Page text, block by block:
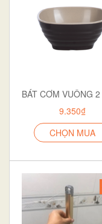
9.350₫
CHỌN MUA